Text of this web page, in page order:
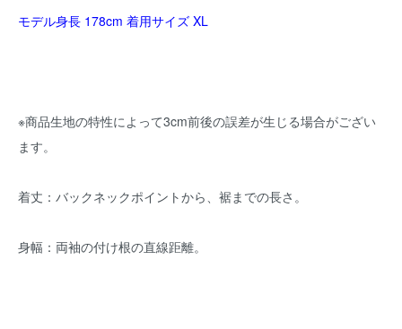
モデル身長 178cm 着用サイズ XL
※商品生地の特性によって3cm前後の誤差が生じる場合がござい
ます。
着丈：バックネックポイントから、裾までの長さ。
身幅：両袖の付け根の直線距離。